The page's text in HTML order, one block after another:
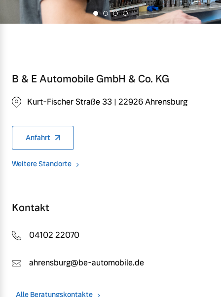
B & E Automobile GmbH & Co. KG
Kurt-Fischer Straße 33 | 22926 Ahrensburg
Anfahrt
Weitere Standorte
Kontakt
04102 22070
ahrensburg@be-automobile.de
Alle Beratungskontakte